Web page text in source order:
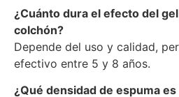
¿Cuánto dura el efecto del
colchón?
Depende del uso y calidad,
efectivo entre 5 y 8 años.
¿Qué densidad de espuma